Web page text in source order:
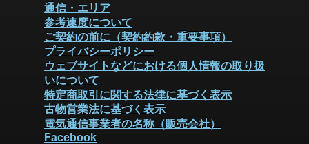
通信・エリア
参考速度について
ご契約の前に（契約約款・重要事項）
プライバシーポリシー
ウェブサイトなどにおける個人情報の取り扱
いについて
特定商取引に関する法律に基づく表示
古物営業法に基づく表示
電気通信事業者の名称（販売会社）
Facebook